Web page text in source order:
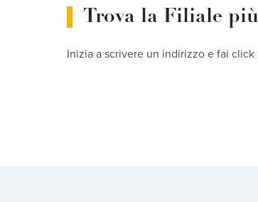
Trova la Filiale
Inizia a scrivere un indirizzo e fai